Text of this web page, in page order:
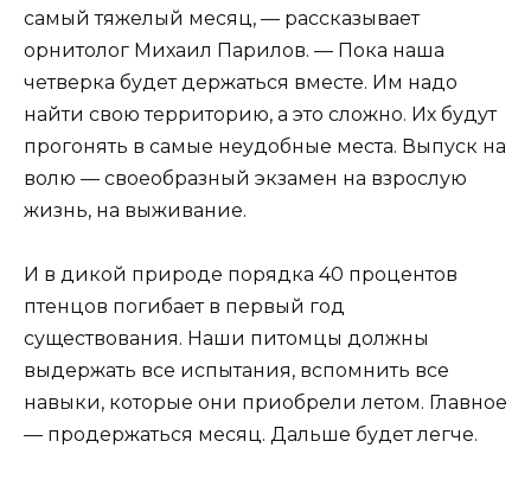
самый тяжелый месяц, — рассказывает
орнитолог Михаил Парилов. — Пока наша
четверка будет держаться вместе. Им надо
найти свою территорию, а это сложно. Их будут
прогонять в самые неудобные места. Выпуск на
волю — своеобразный экзамен на взрослую
жизнь, на выживание.
И в дикой природе порядка 40 процентов
птенцов погибает в первый год
существования. Наши питомцы должны
выдержать все испытания, вспомнить все
навыки, которые они приобрели летом. Главное
— продержаться месяц. Дальше будет легче.